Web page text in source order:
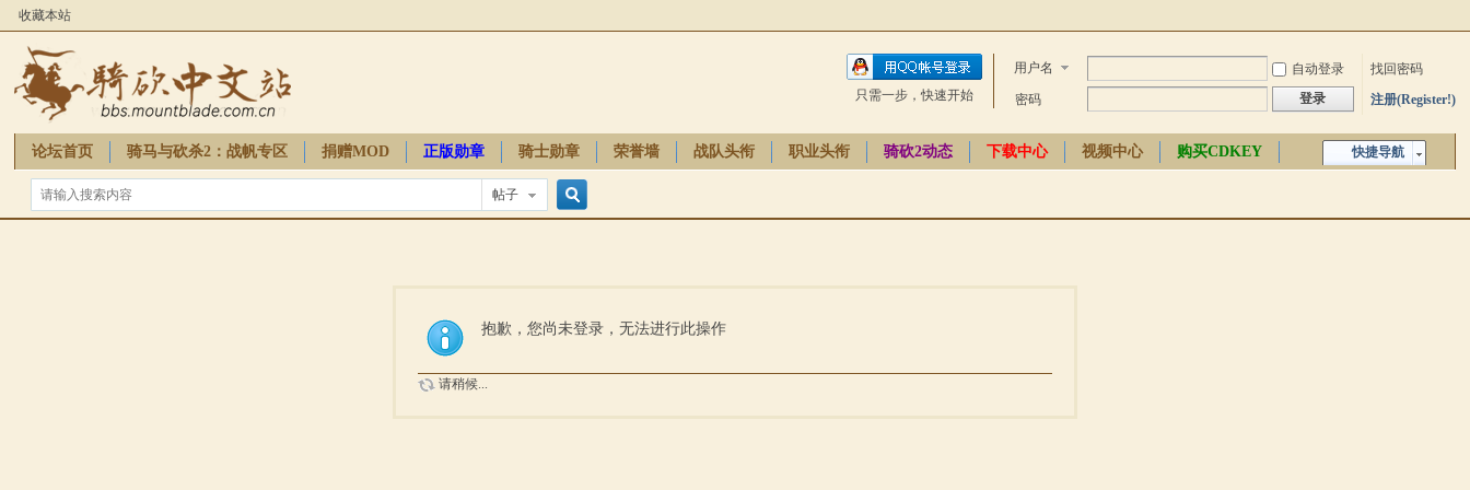
收藏本站
用户名 自动登录
找回密码
密码
登录 注册(Register!)
只需一步，快速开始
快捷导航
论坛首页 骑马与砍杀2：战帆专区 捐赠MOD 正版勋章 骑士勋章 荣誉墙 战队头衔 职业头衔 骑砍2动态 下载中心 视频中心
购买CDKEY
骑砍周边
帖子
索
抱歉，您尚未登录，无法进行此操作
请稍候...